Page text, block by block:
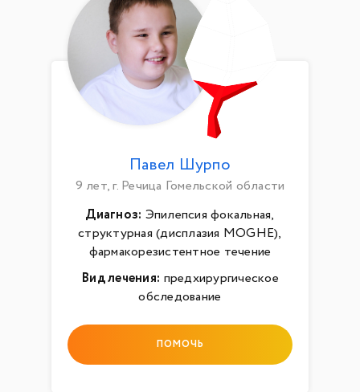
Павел Шурпо
9 лет, г. Речица Гомельской области
Диагноз: Эпилепсия фокальная,
структурная (дисплазия MOGHE),
фармакорезистентное течение
Вид лечения: предхирургическое
обследование
ПОМОЧЬ